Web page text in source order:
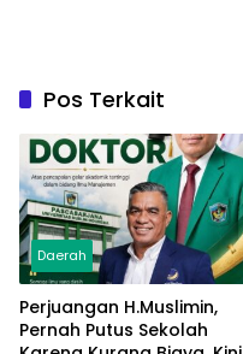
Pos Terkait
Daerah
Perjuangan H.Muslimin,
Pernah Putus Sekolah